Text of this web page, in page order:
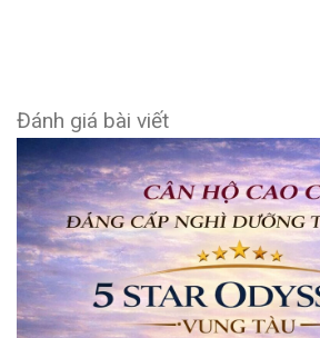
Đánh giá bài viết